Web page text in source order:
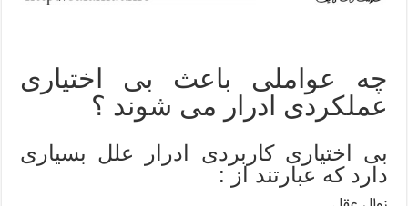
چه عواملی باعث بی اختیاری
عملکردی ادرار می شوند ؟
بی اختیاری کاربردی ادرار علل بسیاری
دارد که عبارتند از :